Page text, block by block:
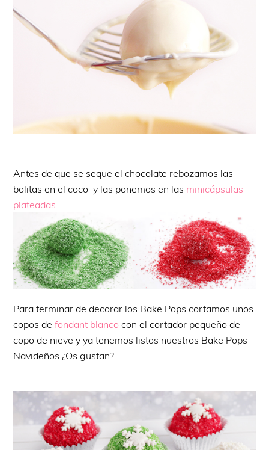
Antes de que se seque el chocolate rebozamos las
bolitas en el coco y las ponemos en las minicápsulas
plateadas
Para terminar de decorar los Bake Pops cortamos unos
copos defondant blanco con el cortador pequeño de
copo de nieve y ya tenemos listos nuestros Bake Pops
Navideños ¿Os gustan?